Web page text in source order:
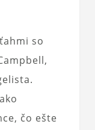
so
čo ešte